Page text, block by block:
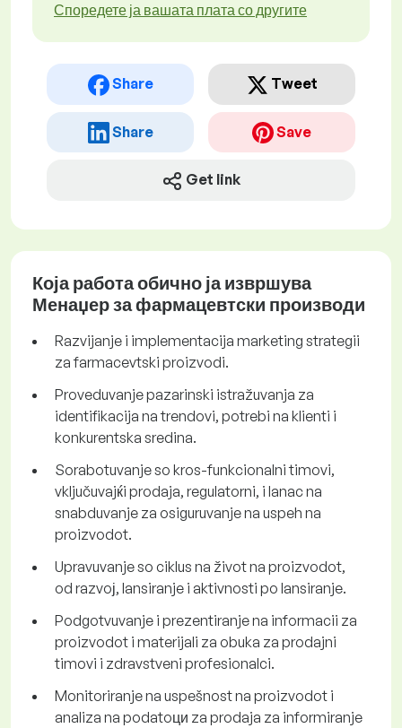
Споредете ја вашата плата со другите
Share Tweet
Share Save
Get link
Која работа обично ја извршува
Менаџер за фармацевтски производи
Razvijanje i implementacija marketing strategii
za farmacevtski proizvodi.
Proveduvanje pazarinski istražuvanja za
identifikacija na trendovi, potrebi na klienti i
konkurentska sredina.
Sorabotuvanje so kros-funkcionalni timovi,
vključuvajќi prodaja, regulatorni, i lanac na
snabduvanje za osiguruvanje na uspeh na
proizvodot.
Upravuvanje so ciklus na život na proizvodot,
od razvoј, lansiranje i aktivnosti po lansiranje.
Podgotvuvanje i prezentiranje na informacii za
proizvodot i materijali za obuka za prodajni
timovi i zdravstveni profesionalci.
Monitoriranje na uspešnost na proizvodot i
analiza na podatoци za prodaja za informiranje